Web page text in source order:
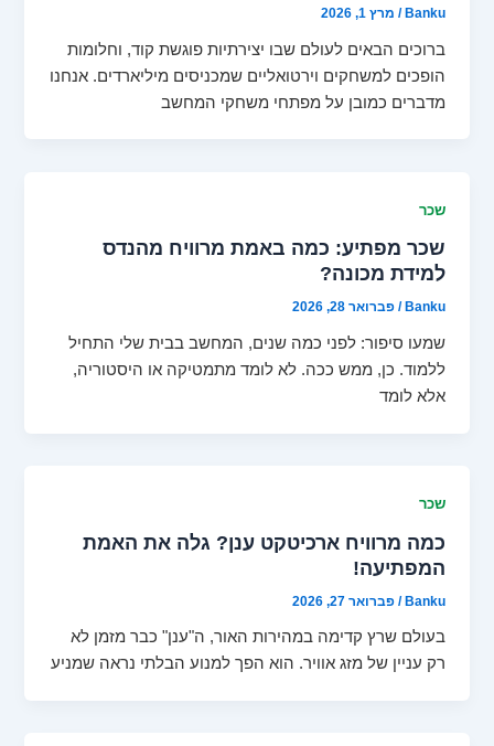
Banku
/ מרץ 1, 2026
ברוכים הבאים לעולם שבו יצירתיות פוגשת קוד, וחלומות
הופכים למשחקים וירטואליים שמכניסים מיליארדים. אנחנו
מדברים כמובן על מפתחי משחקי המחשב
שכר
שכר מפתיע: כמה באמת מרוויח מהנדס
למידת מכונה?
Banku
/פברואר 28, 2026
שמעו סיפור: לפני כמה שנים, המחשב בבית שלי התחיל
ללמוד. כן, ממש ככה. לא לומד מתמטיקה או היסטוריה,
אלא לומד
שכר
כמה מרוויח ארכיטקט ענן? גלה את האמת
המפתיעה!
Banku
/פברואר 27, 2026
בעולם שרץ קדימה במהירות האור, ה"ענן" כבר מזמן לא
רק עניין של מזג אוויר. הוא הפך למנוע הבלתי נראה שמניע